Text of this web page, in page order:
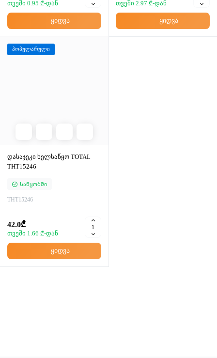
თვეში 0.95 ₾-დან
ყიდვა
თვეში 2.97 ₾-დან
ყიდვა
პოპულარული
დასაჯეკი ხელსაწყო TOTAL
THT15246
Საწყობში
THT15246
42.0₾
თვეში 1.66 ₾-დან
ყიდვა